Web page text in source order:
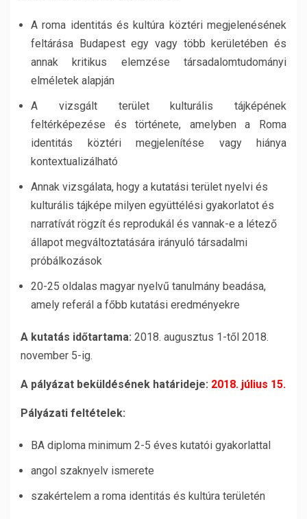
A roma identitás és kultúra köztéri megjelenésének
feltárása Budapest egy vagy több kerületében és
annak kritikus elemzése társadalomtudományi
elméletek alapján
A vizsgált terület kulturális tájképének
feltérképezése és története, amelyben a Roma
identitás köztéri megjelenítése vagy hiánya
kontextualizálható
Annak vizsgálata, hogy a kutatási terület nyelvi és
kulturális tájképe milyen együttélési gyakorlatot és
narratívát rögzít és reprodukál és vannak-e a létező
állapot megváltoztatására irányuló társadalmi
próbálkozások
20-25 oldalas magyar nyelvű tanulmány beadása,
amely referál a főbb kutatási eredményekre
A kutatás időtartama: 2018. augusztus 1-től 2018.
november 5-ig.
A pályázat beküldésének határideje: 2018. július 15.
Pályázati feltételek:
BA diploma minimum 2-5 éves kutatói gyakorlattal
angol szaknyelv ismerete
szakértelem a roma identitás és kultúra területén